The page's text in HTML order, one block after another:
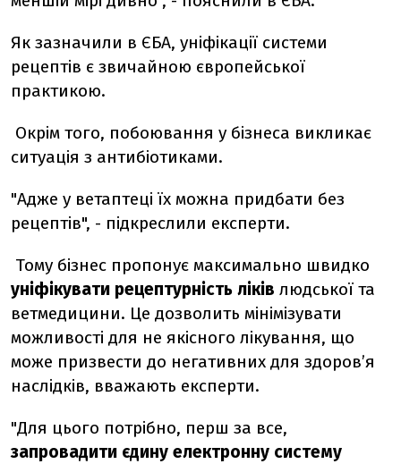
Як зазначили в ЄБА, уніфікації системи
рецептів є звичайною європейської
практикою.
Окрім того, побоювання у бізнеса викликає
ситуація з антибіотиками.
"Адже у ветаптеці їх можна придбати без
рецептів", - підкреслили експерти.
Тому бізнес пропонує максимально швидко
уніфікувати рецептурність ліків людської та
ветмедицини. Це дозволить мінімізувати
можливості для не якісного лікування, що
може призвести до негативних для здоров’я
наслідків, вважають експерти.
"Для цього потрібно, перш за все,
запровадити єдину електронну систему